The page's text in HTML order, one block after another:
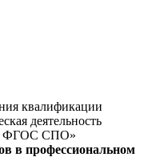
квалификации
деятельность
с ФГОС СПО»
в профессиональном